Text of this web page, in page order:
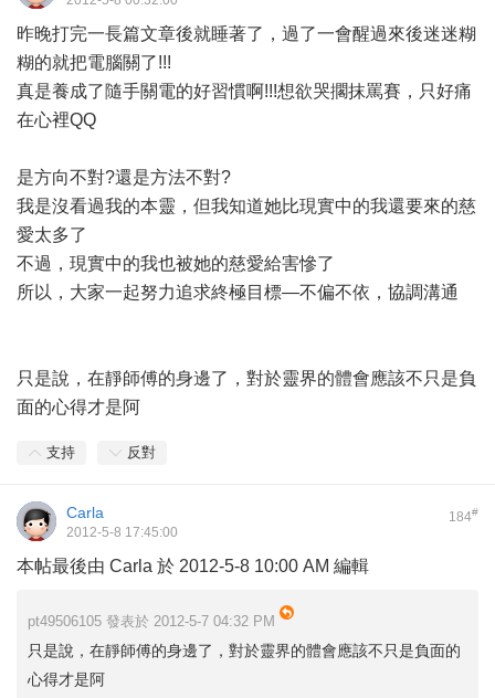
昨晚打完一長篇文章後就睡著了，過了一會醒過來後迷迷糊
糊的就把電腦關了!!!
真是養成了隨手關電的好習慣啊!!!想欲哭擱抹罵賽，只好痛
在心裡QQ
是方向不對?還是方法不對?
我是沒看過我的本靈，但我知道她比現實中的我還要來的慈
愛太多了
不過，現實中的我也被她的慈愛給害慘了
所以，大家一起努力追求終極目標—不偏不依，協調溝通
只是說，在靜師傅的身邊了，對於靈界的體會應該不只是負
面的心得才是阿
支持 反對
184#
Carla
2012-5-8 17:45:00
本帖最後由 Carla 於 2012-5-8 10:00 AM 編輯
pt49506105 發表於 2012-5-7 04:32 PM
只是說，在靜師傅的身邊了，對於靈界的體會應該不只是負面的
心得才是阿